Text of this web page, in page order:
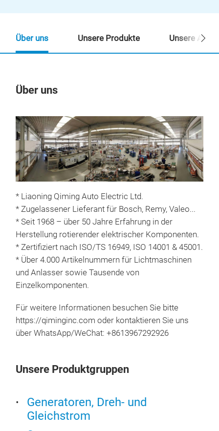
Über uns
* Liaoning Qiming Auto Electric Ltd.
* Zugelassener Lieferant für Bosch, Remy, Valeo...
* Seit 1968 – über 50 Jahre Erfahrung in der
Herstellung rotierender elektrischer Komponenten.
* Zertifiziert nach ISO/TS 16949, ISO 14001 & 45001.
* Über 4.000 Artikelnummern für Lichtmaschinen
und Anlasser sowie Tausende von
Einzelkomponenten.
Für weitere Informationen besuchen Sie bitte
https://qiminginc.com oder kontaktieren Sie uns
über WhatsApp/WeChat: +8613967292926
Unsere Produktgruppen
Generatoren, Dreh- und
Gleichstrom
Über uns Unsere Produkte Unsere